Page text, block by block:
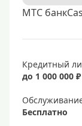
МТС
Кредитный
до 1 000 000 ₽
Бесплатно